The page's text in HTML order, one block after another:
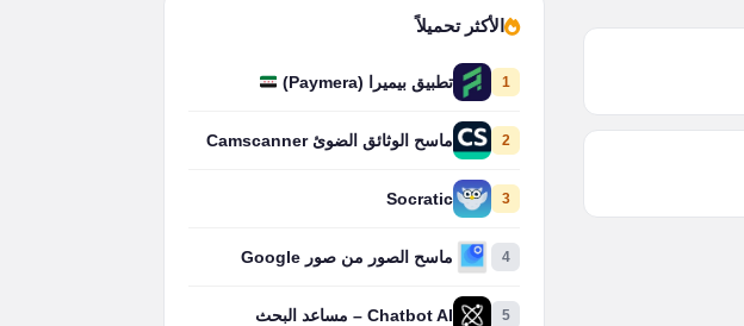
الأكثر تحميلاً
1 تطبيق بيميرا (Paymera)
2 ماسح الوثائق الضوئ Camscanner
3
Socratic
4 ماسح الصور من صور Google
5 Chatbot AI – مساعد البحث